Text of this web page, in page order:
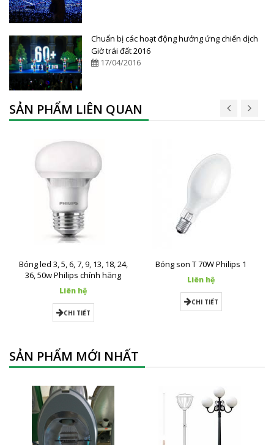
Chuẩn bị các hoạt động hưởng ứng chiến dịch
Giờ trái đất 2016
17/04/2016
SẢN PHẨM LIÊN QUAN
Bóng led 3, 5, 6, 7, 9, 13, 18, 24,
36, 50w Philips chính hãng
Liên hệ
CHI TIẾT
Bóng son T 70W Philips 1
Liên hệ
CHI TIẾT
SẢN PHẨM MỚI NHẤT